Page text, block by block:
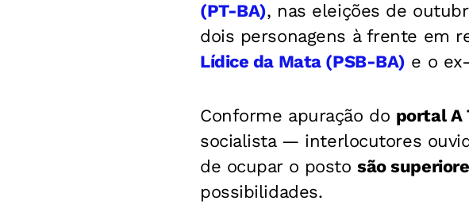
(PT-BA), nas eleições de
dois personagens à frente em
Lídice da Mata (PSB-BA) e o
Conforme apuração do portal A
socialista — interlocutores
de ocupar o postosão
possibilidades.